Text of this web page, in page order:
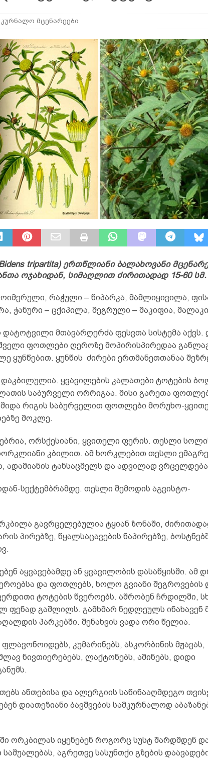
მცენარეები
tripartita) ერთწლიანი ბალახოვანი
ოჯახიდან, სიმაღლით ძირითადად 15-60 სმ.
რაჭული – წიპარკა, მამლიყივილა,
ჭანური – ცქიპილა, მეგრული – მაკიფია,
მთავარღერძა ფესვთა სისტემა აქვს.
ფოთლები ღეროზე მოპირისპირედაა
ყუნწებით. ყუნწის ძირები ერთმანეთთანაა
ყვავილების კალათები ტოტების
საბურველი ორრიგაა. მისი გარეთა
შიდა რიგის საბურველით ფოთლები მორუხო-
მოკლე.
ორსქესიანი, ყვითელი ფერის. თესლი
კბილით. ამ ხორკლებით თესლი
ადამიანის ტანსაცმელს და ადვილად
სექტემბრამდე. თესლი შემოდის აგვისტო-
გავრცელებულია ტყიან ზონაში,
პირებზე, წყალსაცავების ნაპირებზე,
აყვავებამდე ან ყვავილობის დასაწყისში. ამ
და ფოთლებს, ხოლო გვიანი შეგროვების
ტოტების წვეროებს. აშრობენ ჩრდილში,
ფენად გაშლილს. გამხმარ ნედლეულს ინახავენ
პარკებში. შენახვის ვადა ორი წელია.
კუმარინებს, ასკორბინის მჟავას,
ნივთიერებებს, ლაქტონებს, ამინებს, დიდი
ანთებისა და ალერგიის საწინააღმდეგო
დიათეზიანი ბავშვების სამკურნალოდ
ორკბილას იყენებენ როგორც სუსტ შარდმდენ
აგრეთვე სასუნთქი გზების